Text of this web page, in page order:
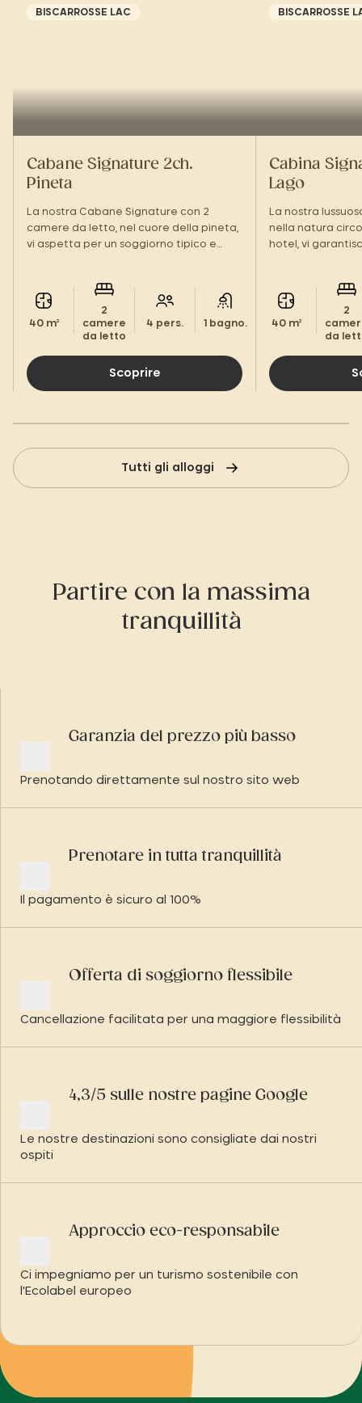
BISCARROSSE LAC
Cabane Signature 2ch.
Pineta
La nostra Cabane Signature con 2
camere da letto, nel cuore della pineta,
vi aspetta per un soggiorno tipico e
40 m²
2
camere
da letto
4 pers. 1 bagno.
Scoprire
BISCARROSSE
Cabina
Lago
La nostra
nella natura
hotel, vi
40 m²
2
da
Tutti gli alloggi
Partire con la massima
tranquillità
Garanzia del prezzo più basso
Prenotando direttamente sul nostro sito web
Prenotare in tutta tranquillità
Il pagamento è sicuro al 100%
Offerta di soggiorno flessibile
Cancellazione facilitata per una maggiore flessibilità
4,3/5 sulle nostre pagine Google
Le nostre destinazioni sono consigliate dai nostri
ospiti
Approccio eco-responsabile
Ci impegniamo per un turismo sostenibile con
l'Ecolabel europeo